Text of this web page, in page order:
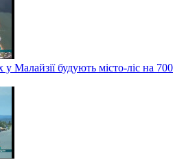
Малайзії будують місто-ліс на 700